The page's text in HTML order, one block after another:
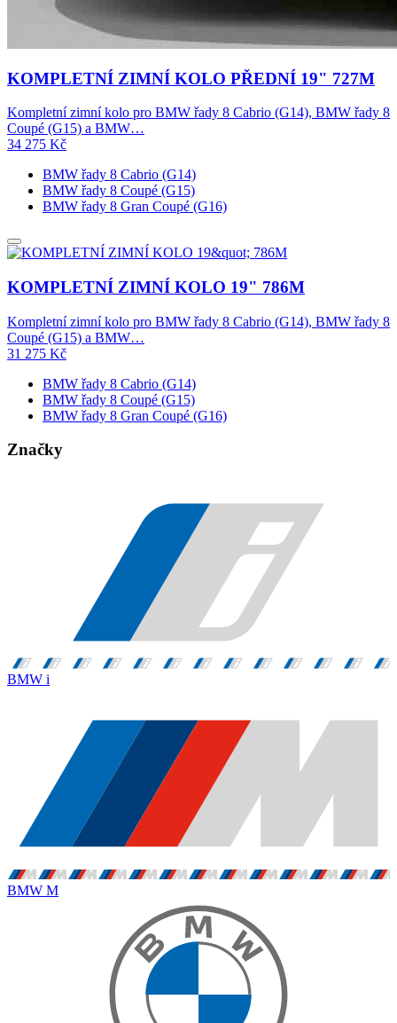
KOMPLETNÍ ZIMNÍ KOLO PŘEDNÍ 19" 727M
Kompletní zimní kolo pro BMW řady 8 Cabrio (G14), BMW řady 8
Coupé (G15) a BMW…
34 275 Kč
BMW řady 8 Cabrio (G14)
BMW řady 8 Coupé (G15)
BMW řady 8 Gran Coupé (G16)
KOMPLETNÍ ZIMNÍ KOLO 19" 786M
Kompletní zimní kolo pro BMW řady 8 Cabrio (G14), BMW řady 8
Coupé (G15) a BMW…
31 275 Kč
BMW řady 8 Cabrio (G14)
BMW řady 8 Coupé (G15)
BMW řady 8 Gran Coupé (G16)
Značky
BMW i
BMW M